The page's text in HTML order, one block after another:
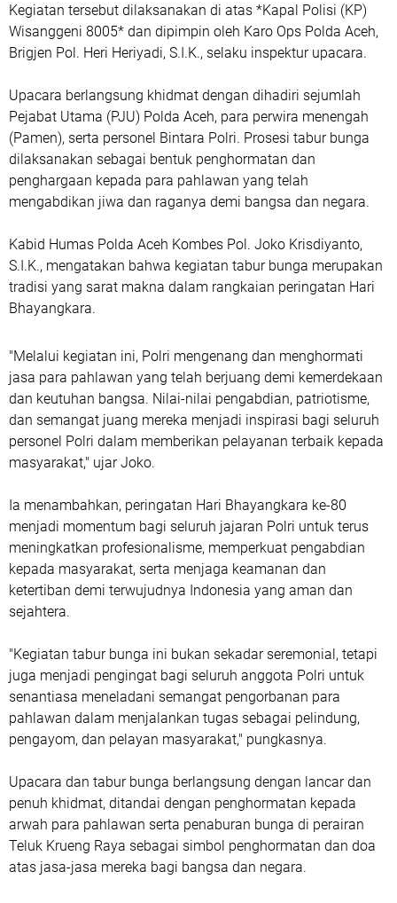
Kegiatan tersebut dilaksanakan di atas *Kapal Polisi (KP)
Wisanggeni 8005* dan dipimpin oleh Karo Ops Polda Aceh,
Brigjen Pol. Heri Heriyadi, S.I.K., selaku inspektur upacara.
Upacara berlangsung khidmat dengan dihadiri sejumlah
Pejabat Utama (PJU) Polda Aceh, para perwira menengah
(Pamen), serta personel Bintara Polri. Prosesi tabur bunga
dilaksanakan sebagai bentuk penghormatan dan
penghargaan kepada para pahlawan yang telah
mengabdikan jiwa dan raganya demi bangsa dan negara.
Kabid Humas Polda Aceh Kombes Pol. Joko Krisdiyanto,
S.I.K., mengatakan bahwa kegiatan tabur bunga merupakan
tradisi yang sarat makna dalam rangkaian peringatan Hari
Bhayangkara.
"Melalui kegiatan ini, Polri mengenang dan menghormati
jasa para pahlawan yang telah berjuang demi kemerdekaan
dan keutuhan bangsa. Nilai-nilai pengabdian, patriotisme,
dan semangat juang mereka menjadi inspirasi bagi seluruh
personel Polri dalam memberikan pelayanan terbaik kepada
masyarakat," ujar Joko.
Ia menambahkan, peringatan Hari Bhayangkara ke-80
menjadi momentum bagi seluruh jajaran Polri untuk terus
meningkatkan profesionalisme, memperkuat pengabdian
kepada masyarakat, serta menjaga keamanan dan
ketertiban demi terwujudnya Indonesia yang aman dan
sejahtera.
"Kegiatan tabur bunga ini bukan sekadar seremonial, tetapi
juga menjadi pengingat bagi seluruh anggota Polri untuk
senantiasa meneladani semangat pengorbanan para
pahlawan dalam menjalankan tugas sebagai pelindung,
pengayom, dan pelayan masyarakat," pungkasnya.
Upacara dan tabur bunga berlangsung dengan lancar dan
penuh khidmat, ditandai dengan penghormatan kepada
arwah para pahlawan serta penaburan bunga di perairan
Teluk Krueng Raya sebagai simbol penghormatan dan doa
atas jasa-jasa mereka bagi bangsa dan negara.